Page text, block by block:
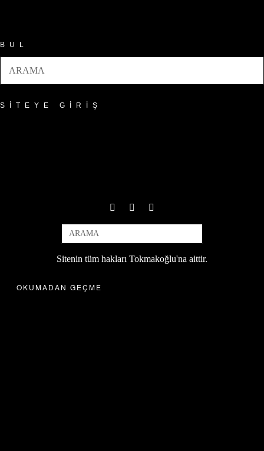
BUL
SITEYE GIRIŞ
Sitenin tüm hakları Tokmakoğlu'na aittir.
OKUMADAN GEÇME